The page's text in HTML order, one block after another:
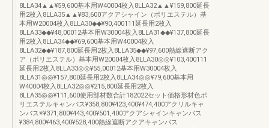
8LLA34▲▲¥59,600基本用W40004枚入8LLA32▲▲¥159,800延長
用2枚入8LLA35▲▲¥83,600アクアシャイン（ポリエステル）基
本用W20004枚入8LLA30◆◆¥90,400111延長用2枚入
8LLA33◆◆¥48,00012基本用W30004枚入8LLA31◆◆¥137,800延長
用2枚入8LLA34◆◆¥69,600基本用W40004枚入
8LLA32◆◆¥187,800延長用2枚入8LLA35◆◆¥97,600熱線遮断アク
ア（ポリエステル）基本用W20004枚入8LLA30◎◎¥103,400111
延長用2枚入8LLA33◎◎¥55,00012基本用W30004枚入
8LLA31◎◎¥157,800延長用2枚入8LLA34◎◎¥79,600基本用
W40004枚入8LLA32◎◎¥215,800延長用2枚入
8LLA35◎◎¥111,600使用部材数合計182022セット価格形材色ポ
リエステルキャンバス¥358,800¥423,400¥474,400アクリルキャ
ンバス※¥371,800¥443,400¥501,400アクアシャインキャンバス
¥384,800¥463,400¥528,400熱線遮断アクアキャンバス